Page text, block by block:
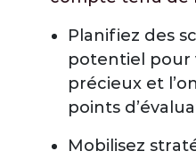
Planifiez des
potentiel pour
précieux et
points
Mobilisez